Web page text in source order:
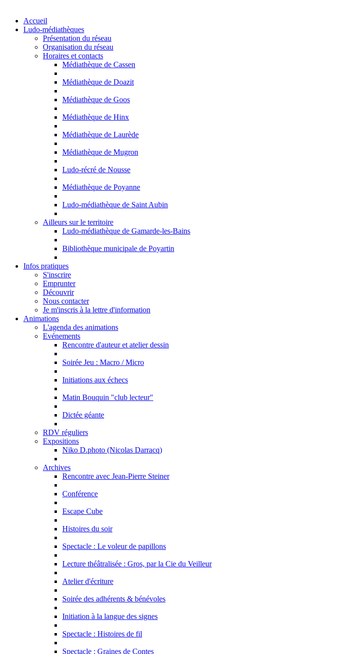
Accueil
Ludo-médiathèques
Présentation du réseau
Organisation du réseau
Horaires et contacts
Médiathèque de Cassen
Médiathèque de Doazit
Médiathèque de Goos
Médiathèque de Hinx
Médiathèque de Laurède
Médiathèque de Mugron
Ludo-récré de Nousse
Médiathèque de Poyanne
Ludo-médiathèque de Saint Aubin
Ailleurs sur le territoire
Ludo-médiathèque de Gamarde-les-Bains
Bibliothèque municipale de Poyartin
Infos pratiques
S'inscrire
Emprunter
Découvrir
Nous contacter
Je m'inscris à la lettre d'information
Animations
L'agenda des animations
Evénements
Rencontre d'auteur et atelier dessin
Soirée Jeu : Macro / Micro
Initiations aux échecs
Matin Bouquin "club lecteur"
Dictée géante
RDV réguliers
Expositions
Niko D.photo (Nicolas Darracq)
Archives
Rencontre avec Jean-Pierre Steiner
Conférence
Escape Cube
Histoires du soir
Spectacle : Le voleur de papillons
Lecture théâtralisée : Gros, par la Cie du Veilleur
Atelier d'écriture
Soirée des adhérents & bénévoles
Initiation à la langue des signes
Spectacle : Histoires de fil
Spectacle : Graines de Contes